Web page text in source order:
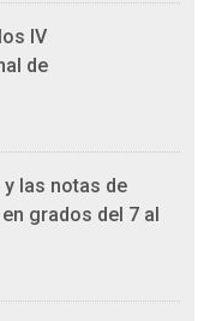
IV
de
las notas de
grados del 7 al